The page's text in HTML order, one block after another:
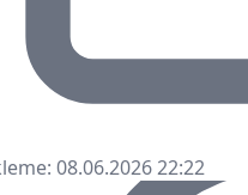
08.06.2026 22:22